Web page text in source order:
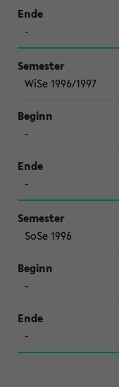
-
WiSe 1996/1997
-
-
SoSe 1996
-
-